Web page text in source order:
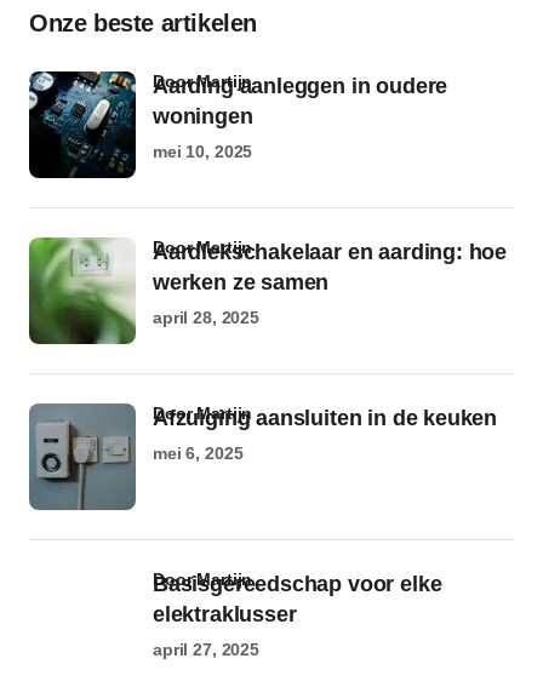
Onze beste artikelen
Aarding aanleggen in oudere
woningen
door Martijn
mei 10, 2025
Aardlekschakelaar en aarding: hoe
werken ze samen
door Martijn
april 28, 2025
Afzuiging aansluiten in de keuken
door Martijn
mei 6, 2025
Basisgereedschap voor elke
elektraklusser
door Martijn
april 27, 2025